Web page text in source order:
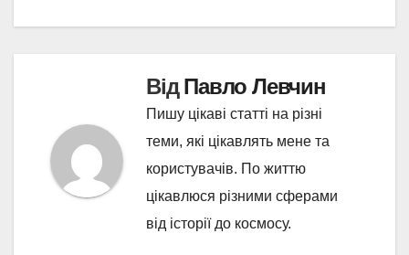
ВідПавло Левчин
Пишу цікаві статті на різні
теми, які цікавлять мене та
користувачів. По життю
цікавлюся різними сферами
від історії до космосу.